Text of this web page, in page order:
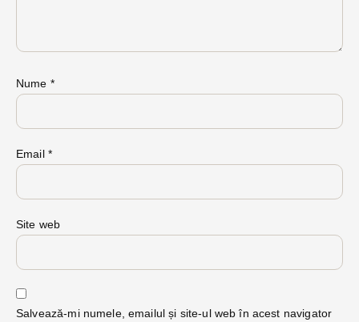
Nume *
Email *
Site web
Salvează-mi numele, emailul și site-ul web în acest navigator